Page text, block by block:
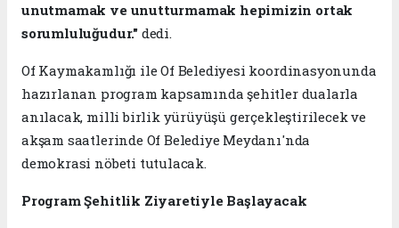
unutmamak ve unutturmamak hepimizin ortak
sorumluluğudur." dedi.
Of Kaymakamlığı ile Of Belediyesi koordinasyonunda
hazırlanan program kapsamında şehitler dualarla
anılacak, milli birlik yürüyüşü gerçekleştirilecek ve
akşam saatlerinde Of Belediye Meydanı'nda
demokrasi nöbeti tutulacak.
Program Şehitlik Ziyaretiyle Başlayacak